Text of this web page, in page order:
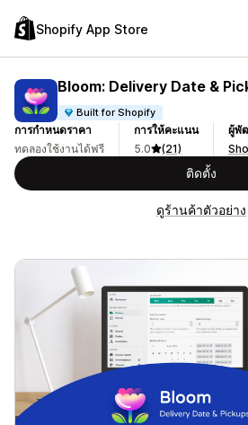
Shopify App Store
Bloom: Delivery Date &
Built for Shopify
การกำหนดราคา
ทดลองใช้งานได้ฟรี
การให้คะแนน
5.0
(21)
ผู้พั
ติดตั้ง
ดูร้านค้าตัวอย่าง